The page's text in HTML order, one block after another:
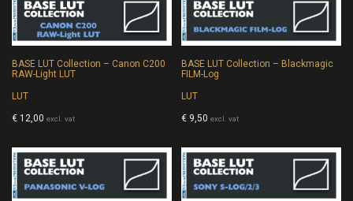
BASE LUT Collection – Canon C200
RAW-Light LUT
LUT
€ 12,00 excl. vat
BASE LUT Collection – Blackmagic
FILM-Log
LUT
€ 9,50 excl. vat